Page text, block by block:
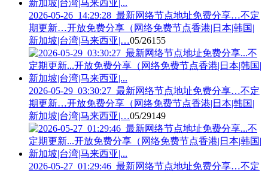
2026-05-26_14:29:28_最新网络节点地址免费分享…不定
期更新…开放免费分享（网络免费节点香港|日本|韩国|
新加坡|台湾|马来西亚|…05/26155
2026-05-29_03:30:27_最新网络节点地址免费分享…不定
期更新…开放免费分享（网络免费节点香港|日本|韩国|
新加坡|台湾|马来西亚|…05/29149
2026-05-27_01:29:46_最新网络节点地址免费分享…不定